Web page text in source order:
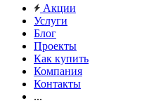
Акции
Услуги
Блог
Проекты
Как купить
Компания
Контакты
...